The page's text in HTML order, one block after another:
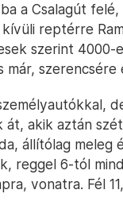
a Csalagút
reptérre
szerint 4000-
szerencsére
akik aztán
állítólag meleg
reggel 6-tól
vonatra. Fél